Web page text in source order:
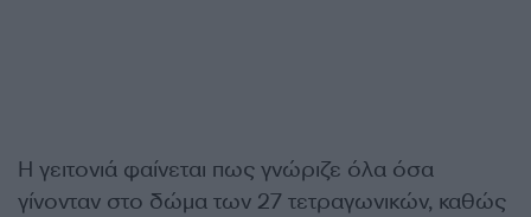
Η γειτονιά φαίνεται πως γνώριζε όλα όσα
γίνονταν στο δώμα των 27 τετραγωνικών, καθώς